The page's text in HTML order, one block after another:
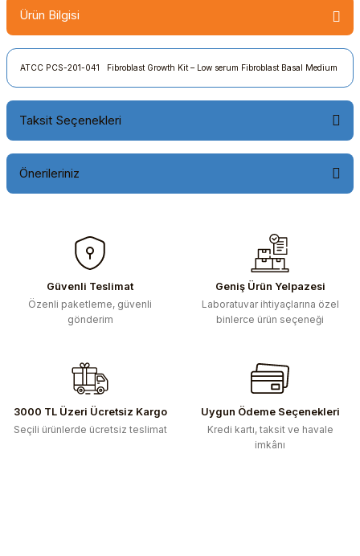
Ürün Bilgisi
ATCC PCS-201-041 Fibroblast Growth Kit – Low serum Fibroblast Basal Medium
Taksit Seçenekleri
Önerileriniz
konularda yetersiz gördüğünüz noktaları öneri formunu
kullanarak tarafımıza iletebilirsiniz.
Görüş ve önerileriniz için teşekkür ederiz.
Ürün resmi kalitesiz, bozuk veya görüntülenemiyor.
Ürün fiyatı diğer sitelerden daha pahalı.
Bu ürüne benzer farklı alternatifler olmalı.
Güvenli Teslimat
Özenli paketleme, güvenli
gönderim
Geniş Ürün Yelpazesi
Laboratuvar ihtiyaçlarına özel
binlerce ürün seçeneği
3000 TL Üzeri Ücretsiz Kargo
Seçili ürünlerde ücretsiz teslimat
Uygun Ödeme Seçenekleri
Kredi kartı, taksit ve havale
imkânı